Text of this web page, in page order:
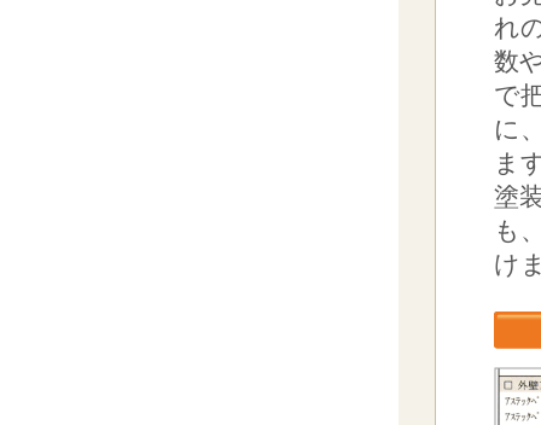
れ
数
で
に
ま
塗
も
け